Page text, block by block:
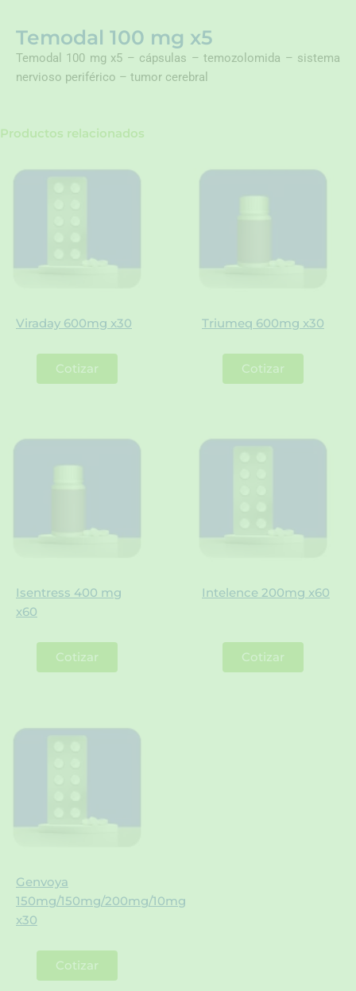
Temodal 100 mg x5
Temodal 100 mg x5 – cápsulas – temozolomida – sistema
nervioso periférico – tumor cerebral
Productos relacionados
Viraday 600mg x30
Cotizar
Triumeq 600mg x30
Cotizar
Isentress 400 mg
x60
Cotizar
Intelence 200mg x60
Cotizar
Genvoya
150mg/150mg/200mg/10mg
x30
Cotizar